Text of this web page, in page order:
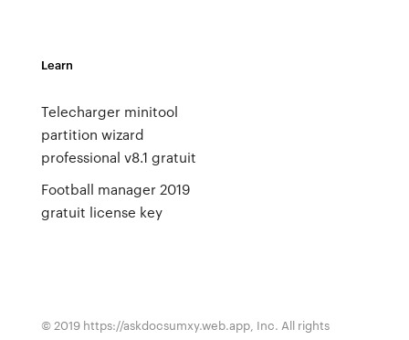
Learn
Telecharger minitool
partition wizard
professional v8.1 gratuit
Football manager 2019
gratuit license key
© 2019 https://askdocsumxy.web.app, Inc. All rights